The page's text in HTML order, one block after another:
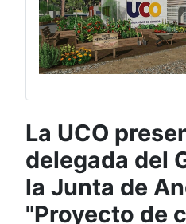
La UCO
delegada del
la Junta de
"Proyecto de